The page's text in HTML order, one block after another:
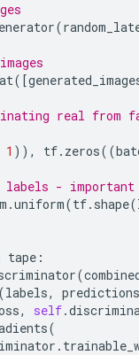
(
([
real from
1 )), tf. zeros((
labels -
.uniform(tf. shape(
tape :
(
(labels,
predictions
, self.
(
.